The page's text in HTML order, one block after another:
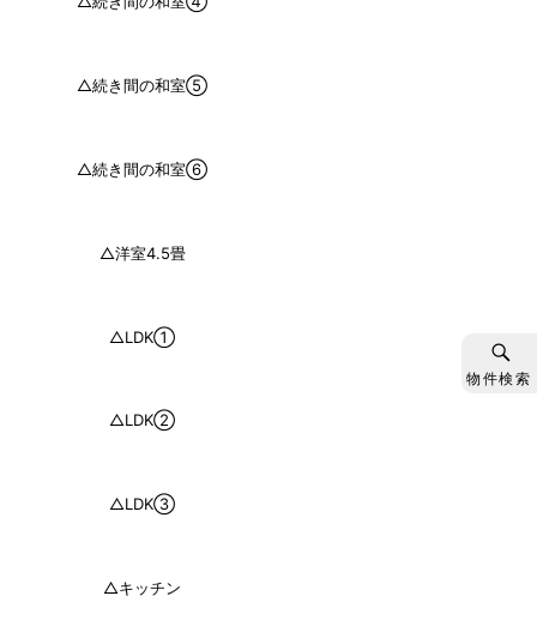
△続き間の和室⑤
△続き間の和室⑥
△洋室4.5畳
△LDK①
△LDK②
△LDK③
△キッチン
物件検索